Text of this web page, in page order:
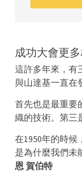
成功大會更
這許多年來，有
與山達基一直在
首先也是最重要
織的技術。第三
在1950年的時
是為什麼我們未
恩 賀伯特